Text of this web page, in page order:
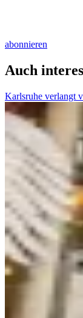
abonnieren
Auch
Karlsruhe verlangt